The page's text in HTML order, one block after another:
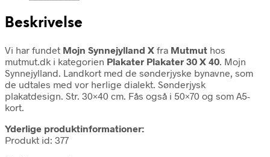
Beskrivelse
Vi har fundet Mojn Synnejylland X fra Mutmut hos
mutmut.dk i kategorien Plakater Plakater 30 X 40. Mojn
Synnejylland. Landkort med de sønderjyske bynavne, som
de udtales med vor herlige dialekt. Sønderjysk
plakatdesign. Str. 30×40 cm. Fås også i 50×70 og som A5-
kort.
Yderlige produktinformationer:
Produkt id: 377